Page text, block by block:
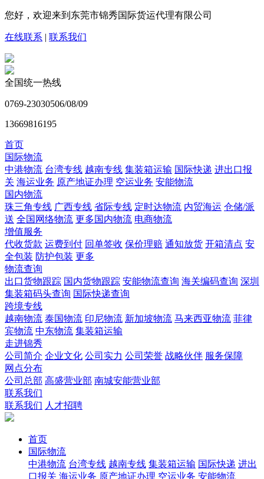
您好，欢迎来到东莞市锦秀国际货运代理有限公司
在线联系 | 联系我们
全国统一热线
0769-23030506/08/09
13669816195
首页
国际物流
中港物流 台湾专线 越南专线 集装箱运输 国际快递 进出口报
关 海运业务 原产地证办理 空运业务 安能物流
国内物流
珠三角专线 广西专线 省际专线 定时达物流 内贸海运 仓储/派
送 全国网络物流 更多国内物流 电商物流
增值服务
代收货款 运费到付 回单签收 保价理赔 通知放货 开箱清点 安
全包装 防护包装 更多
物流查询
出口货物跟踪 国内货物跟踪 安能物流查询 海关编码查询 深圳
集装箱码头查询 国际快递查询
跨境专线
越南物流 泰国物流 印尼物流 新加坡物流 马来西亚物流 菲律
宾物流 中东物流 集装箱运输
走进锦秀
公司简介 企业文化 公司实力 公司荣誉 战略伙伴 服务保障
网点分布
公司总部 高盛营业部 南城安能营业部
联系我们
联系我们 人才招聘
首页
国际物流
中港物流 台湾专线 越南专线 集装箱运输 国际快递 进出
口报关 海运业务 原产地证办理 空运业务 安能物流